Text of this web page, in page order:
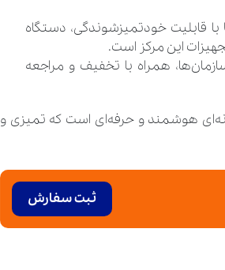
استفاده از تجهیزات روز دنیا: ماشین‌های خشکشویی UNION با قابلیت خودتمیزشوندگی، دستگاه
همراه با تخفیف و مراجعه
هوشمند و حرفه‌ای است که تمیزی و
ثبت سفارش